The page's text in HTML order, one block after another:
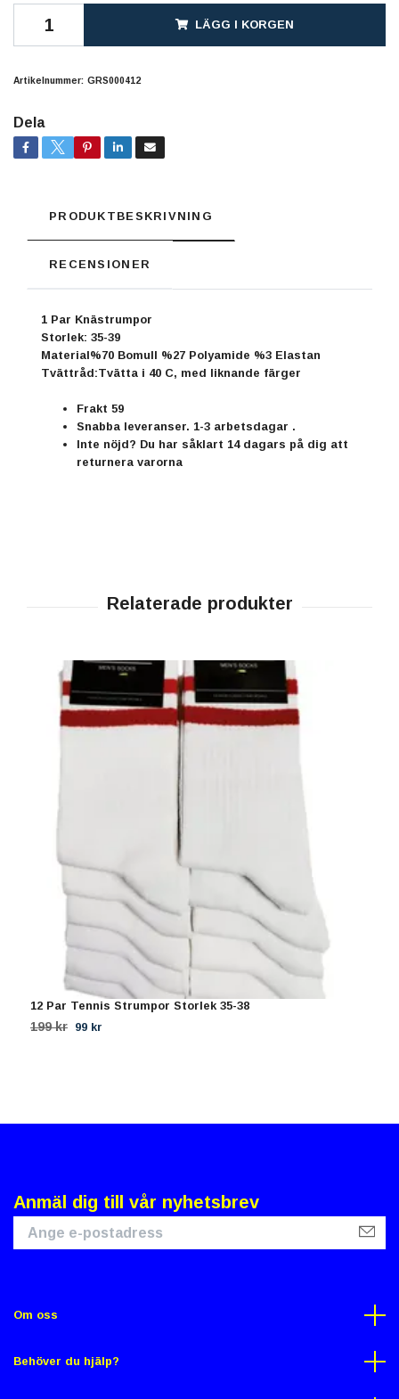
LÄGG I KORGEN
Artikelnummer: GRS000412
Dela
PRODUKTBESKRIVNING
RECENSIONER
1 Par Knästrumpor
Storlek: 35-39
Material%70 Bomull %27 Polyamide %3 Elastan
Tvättråd:Tvätta i 40 C, med liknande färger
Frakt 59
Snabba leveranser. 1-3 arbetsdagar .
Inte nöjd? Du har såklart 14 dagars på dig att
returnera varorna
12 Par Tennis Strumpor Storlek 35-38
199 kr 99 kr
Anmäl dig till vår nyhetsbrev
Om oss
Behöver du hjälp?